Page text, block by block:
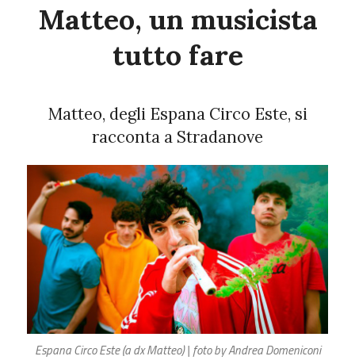
Matteo, un musicista
tutto fare
Matteo, degli Espana Circo Este, si
racconta a Stradanove
Espana Circo Este (a dx Matteo) | foto by Andrea Domeniconi